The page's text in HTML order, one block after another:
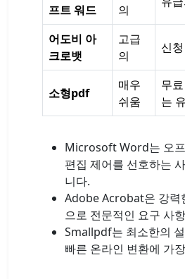
프트 워드
의
어도비 아
크로뱃
고급
의
신청
소형pdf
매우
쉬움
무
는
Microsoft Word는 오
편집 제어를 선호하는
니다.
Adobe Acrobat은 강력
으로 전문적인 요구 사
Smallpdf는 최소한의
빠른 온라인 변환에 가